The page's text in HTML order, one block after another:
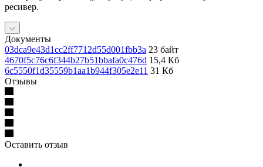
ресивер.
Документы
03dca9e43d1cc2ff7712d55d001fbb3a 23 байт
4670f5c76c6f344b27b51bbafa0c476d 15,4 Кб
6c5550f1d35559b1aa1b944f305e2e11 31 Кб
Отзывы
Оставить отзыв